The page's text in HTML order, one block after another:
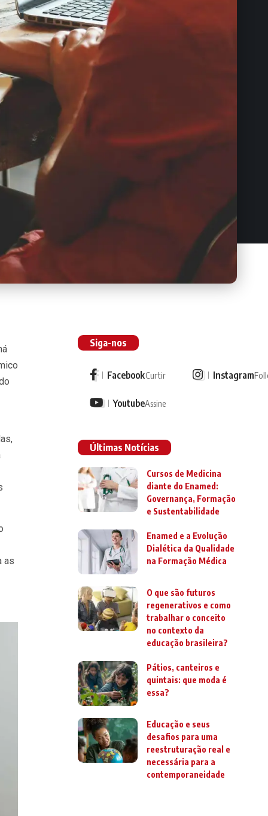
as
Siga-nos
FacebookCurtir Instagram
YoutubeAssine
Últimas Notícias
Cursos de Medicina
diante do Enamed:
Governança, Formação
e Sustentabilidade
Enamed e a Evolução
Dialética da Qualidade
na Formação Médica
O que são futuros
regenerativos e como
trabalhar o conceito
no contexto da
educação brasileira?
Pátios, canteiros e
quintais: que moda é
essa?
Educação e seus
desafios para uma
reestruturação real e
necessária para a
contemporaneidade